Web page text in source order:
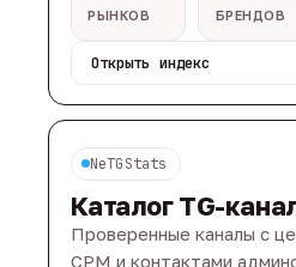
РЫНКОВ БРЕНДОВ
Открыть индекс
NeTGStats
Каталог TG-
Проверенные каналы с
CPM и контактами